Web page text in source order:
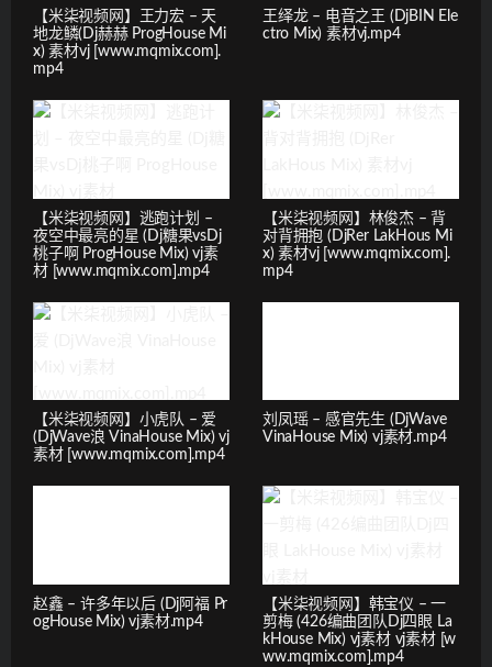
【米柒视频网】王力宏 – 天
地龙鳞(Dj赫赫 ProgHouse Mi
x) 素材vj [www.mqmix.com].
mp4
王绎龙 – 电音之王 (DjBIN Ele
ctro Mix) 素材vj.mp4
【米柒视频网】逃跑计划 –
夜空中最亮的星 (Dj糖果vsDj
桃子啊 ProgHouse Mix) vj素
材 [www.mqmix.com].mp4
【米柒视频网】林俊杰 – 背
对背拥抱 (DjRer LakHous Mi
x) 素材vj [www.mqmix.com].
mp4
【米柒视频网】小虎队 – 爱
(DjWave浪 VinaHouse Mix) vj
素材 [www.mqmix.com].mp4
刘凤瑶 – 感官先生 (DjWave
VinaHouse Mix) vj素材.mp4
赵鑫 – 许多年以后 (Dj阿福 Pr
ogHouse Mix) vj素材.mp4
【米柒视频网】韩宝仪 – 一
剪梅 (426编曲团队Dj四眼 La
kHouse Mix) vj素材 vj素材 [w
ww.mqmix.com].mp4